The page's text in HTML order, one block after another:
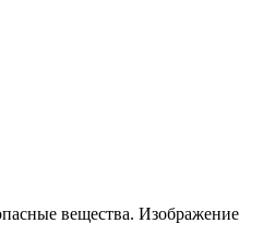
вещества. Изображение